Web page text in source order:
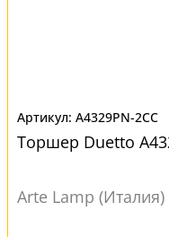
A4329PN-2CC
Торшер Duetto
Arte Lamp (Италия)